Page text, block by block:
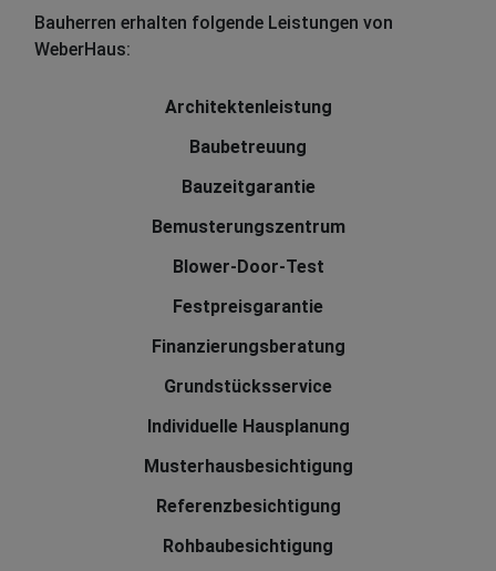
Bauherren erhalten folgende Leistungen von
WeberHaus:
Architektenleistung
Baubetreuung
Bauzeitgarantie
Bemusterungszentrum
Blower-Door-Test
Festpreisgarantie
Finanzierungsberatung
Grundstücksservice
Individuelle Hausplanung
Musterhausbesichtigung
Referenzbesichtigung
Rohbaubesichtigung